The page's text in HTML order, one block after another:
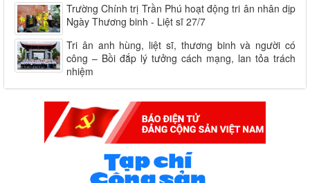
Trường Chính trị Trần Phú hoạt động tri ân nhân dịp
Ngày Thương binh - Liệt sĩ 27/7
Tri ân anh hùng, liệt sĩ, thương binh và người có
công – Bồi đắp lý tưởng cách mạng, lan tỏa trách
nhiệm